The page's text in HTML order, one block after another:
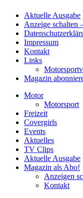
Aktuelle Ausgabe
Anzeige schalten
Impressum
Kontakt
Links
Magazin
Motor
Motorsport
Freizeit
Covergirls
Events
Aktuelles
TV Clips
Aktuelle Ausgabe
Magazin als Abo!
Anzeigen
Kontakt